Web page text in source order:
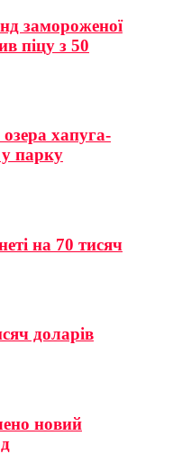
замороженої
піцу з 50
хапуга-
парку
на 70 тисяч
доларів
новий